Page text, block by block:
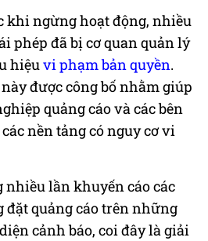
khi ngừng hoạt động, nhiều
phép đã bị cơ quan quản lý
hiệuvi phạm bản quyền.
được công bố nhằm giúp
quảng cáo và các bên
nền tảng có nguy cơ vi
lần khuyến cáo các
quảng cáo trên những
cảnh báo, coi đây là giải